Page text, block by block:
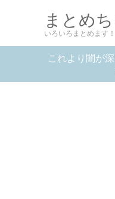
まとめ
いろいろまとめます！
これより闇が